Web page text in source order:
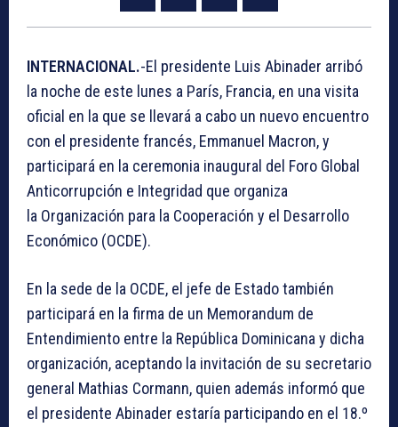
INTERNACIONAL.-El presidente Luis Abinader arribó
la noche de este lunes a París, Francia, en una visita
oficial en la que se llevará a cabo un nuevo encuentro
con el presidente francés, Emmanuel Macron, y
participará en la ceremonia inaugural del Foro Global
Anticorrupción e Integridad que organiza
la Organización para la Cooperación y el Desarrollo
Económico (OCDE).
En la sede de la OCDE, el jefe de Estado también
participará en la firma de un Memorandum de
Entendimiento entre la República Dominicana y dicha
organización, aceptando la invitación de su secretario
general Mathias Cormann, quien además informó que
el presidente Abinader estaría participando en el 18.º